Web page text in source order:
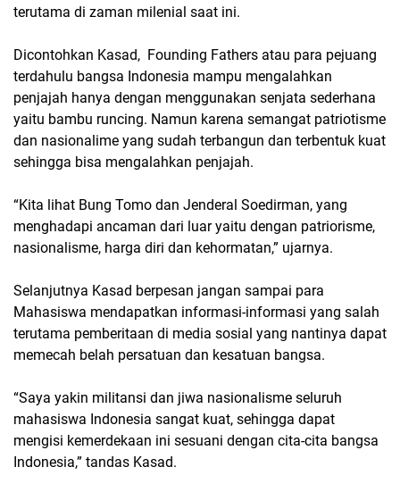
terutama di zaman milenial saat ini.
Dicontohkan Kasad, Founding Fathers atau para pejuang
terdahulu bangsa Indonesia mampu mengalahkan
penjajah hanya dengan menggunakan senjata sederhana
yaitu bambu runcing. Namun karena semangat patriotisme
dan nasionalime yang sudah terbangun dan terbentuk kuat
sehingga bisa mengalahkan penjajah.
“Kita lihat Bung Tomo dan Jenderal Soedirman, yang
menghadapi ancaman dari luar yaitu dengan patriorisme,
nasionalisme, harga diri dan kehormatan,” ujarnya.
Selanjutnya Kasad berpesan jangan sampai para
Mahasiswa mendapatkan informasi-informasi yang salah
terutama pemberitaan di media sosial yang nantinya dapat
memecah belah persatuan dan kesatuan bangsa.
“Saya yakin militansi dan jiwa nasionalisme seluruh
mahasiswa Indonesia sangat kuat, sehingga dapat
mengisi kemerdekaan ini sesuani dengan cita-cita bangsa
Indonesia,” tandas Kasad.